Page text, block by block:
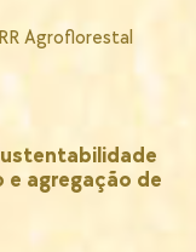
Agroflorestal
agregação de